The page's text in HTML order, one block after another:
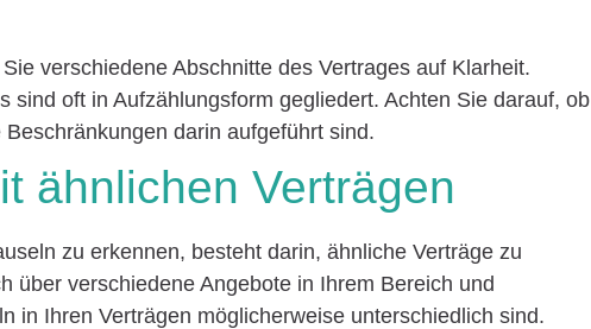
verschiedene Abschnitte des Vertrages auf Klarheit.
sind oft in Aufzählungsform gegliedert. Achten Sie darauf, ob
darin aufgeführt sind.
ähnlichen Verträgen
zu erkennen, besteht darin, ähnliche Verträge zu
über verschiedene Angebote in Ihrem Bereich und
in Ihren Verträgen möglicherweise unterschiedlich sind.